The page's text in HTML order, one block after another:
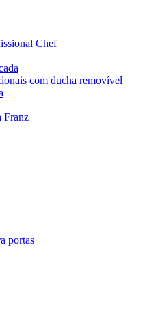
Chef
com ducha removível
Franz
portas